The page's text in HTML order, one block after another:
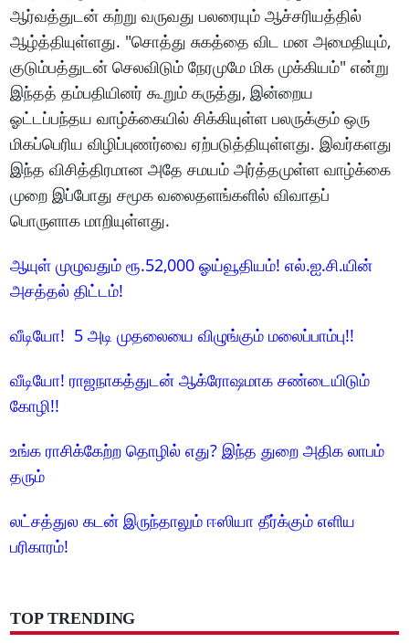
ஆர்வத்துடன் கற்று வருவது பலரையும் ஆச்சரியத்தில்
ஆழ்த்தியுள்ளது. "சொத்து சுகத்தை விட மன அமைதியும்,
குடும்பத்துடன் செலவிடும் நேரமுமே மிக முக்கியம்" என்று
இந்தத் தம்பதியினர் கூறும் கருத்து, இன்றைய
ஓட்டப்பந்தய வாழ்க்கையில் சிக்கியுள்ள பலருக்கும் ஒரு
மிகப்பெரிய விழிப்புணர்வை ஏற்படுத்தியுள்ளது. இவர்களது
இந்த விசித்திரமான அதே சமயம் அர்த்தமுள்ள வாழ்க்கை
முறை இப்போது சமூக வலைதளங்களில் விவாதப்
பொருளாக மாறியுள்ளது.
ஆயுள் முழுவதும் ரூ.52,000 ஓய்வூதியம்! எல்.ஐ.சி.யின்
அசத்தல் திட்டம்!
வீடியோ! 5 அடி முதலையை விழுங்கும் மலைப்பாம்பு!!
வீடியோ! ராஜநாகத்துடன் ஆக்ரோஷமாக சண்டையிடும்
கோழி!!
உங்க ராசிக்கேற்ற தொழில் எது? இந்த துறை அதிக லாபம்
தரும்
லட்சத்துல கடன் இருந்தாலும் ஈஸியா தீர்க்கும் எளிய
பரிகாரம்!
TOP TRENDING